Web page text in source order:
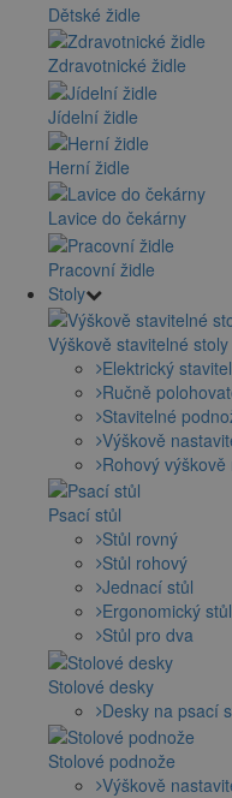
Dětské židle
Zdravotnické židle
Jídelní židle
Herní židle
Lavice do čekárny
Pracovní židle
Stoly
Výškově stavitelné stoly
Elektrický
Ručně
Stavitelné
Výškově
Rohový
Psací stůl
Stůl rovný
Stůl rohový
Jednací stůl
Ergonomický stůl
Stůl pro dva
Stolové desky
Desky na psací
Stolové podnože
Výškově